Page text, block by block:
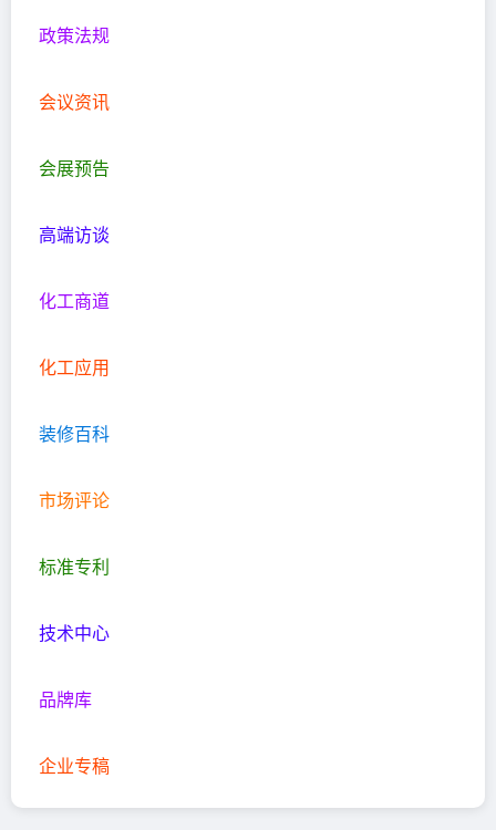
政策法规
会议资讯
会展预告
高端访谈
化工商道
化工应用
装修百科
市场评论
标准专利
技术中心
品牌库
企业专稿